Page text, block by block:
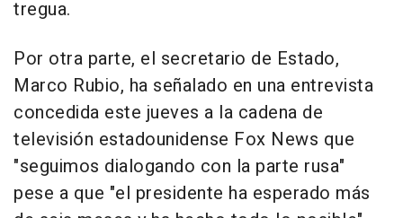
tregua.
Por otra parte, el secretario de Estado,
Marco Rubio, ha señalado en una entrevista
concedida este jueves a la cadena de
televisión estadounidense Fox News que
"seguimos dialogando con la parte rusa"
pese a que "el presidente ha esperado más